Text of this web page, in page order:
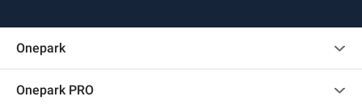
Onepark
Recrutement
Onepark PRO